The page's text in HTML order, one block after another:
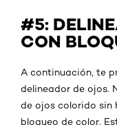
#5:
CON
A continuación, te
delineador de ojos.
de ojos colorido sin
bloqueo de color.